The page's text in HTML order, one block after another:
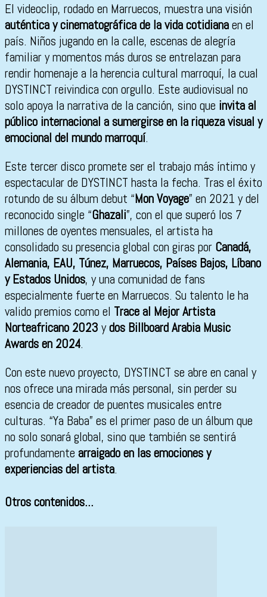
El videoclip, rodado en Marruecos, muestra una visión
auténtica y cinematográfica de la vida cotidianaen el
país. Niños jugando en la calle, escenas de alegría
familiar y momentos más duros se entrelazan para
rendir homenaje a la herencia cultural marroquí, la cual
DYSTINCT reivindica con orgullo. Este audiovisual no
solo apoya la narrativa de la canción, sino que invita al
público internacional a sumergirse en la riqueza visual y
emocional del mundo marroquí.
Este tercer disco promete ser el trabajo más íntimo y
espectacular de DYSTINCT hasta la fecha. Tras el éxito
rotundo de su álbum debut “Mon Voyage” en 2021 y del
reconocido single “Ghazali”, con el que superó los 7
millones de oyentes mensuales, el artista ha
consolidado su presencia global con giras por Canadá,
Alemania, EAU, Túnez, Marruecos, Países Bajos, Líbano
y Estados Unidos, y una comunidad de fans
especialmente fuerte en Marruecos. Su talento le ha
valido premios como el Trace al Mejor Artista
Norteafricano 2023 ydos Billboard Arabia Music
Awards en 2024.
Con este nuevo proyecto, DYSTINCT se abre en canal y
nos ofrece una mirada más personal, sin perder su
esencia de creador de puentes musicales entre
culturas. “Ya Baba” es el primer paso de un álbum que
no solo sonará global, sino que también se sentirá
profundamente arraigado en las emociones y
experiencias del artista.
Otros contenidos...